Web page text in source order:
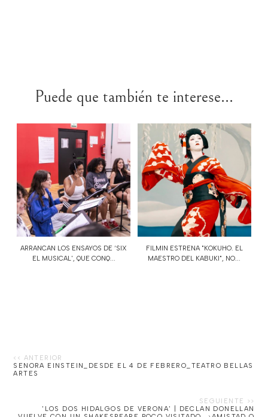
Puede que también te interese...
ARRANCAN LOS ENSAYOS DE ‘SIX
EL MUSICAL', QUE CONQ...
FILMIN ESTRENA "KOKUHO. EL
MAESTRO DEL KABUKI", NO...
SENORA EINSTEIN_DESDE EL 4 DE FEBRERO_TEATRO BELLAS
ARTES
'LOS DOS HIDALGOS DE VERONA' | DECLAN DONELLAN